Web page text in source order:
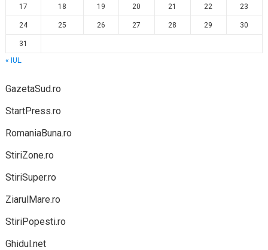
17 18 19 20 21 22 23
24 25 26 27 28 29 30
31
« IUL.
GazetaSud.ro
StartPress.ro
RomaniaBuna.ro
StiriZone.ro
StiriSuper.ro
ZiarulMare.ro
StiriPopesti.ro
Ghidul.net